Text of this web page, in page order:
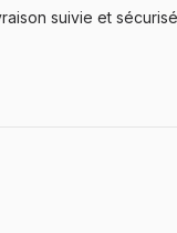
suivie et